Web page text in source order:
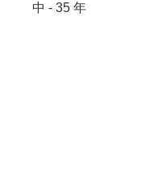
中 - 35 年